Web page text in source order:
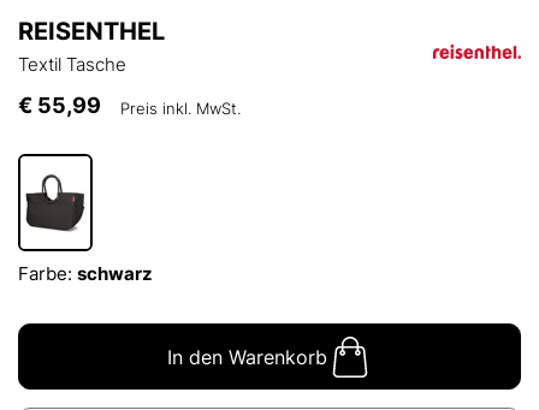
REISENTHEL
Textil Tasche
€ 55,99 Preis inkl. MwSt.
Farbe: schwarz
In den Warenkorb